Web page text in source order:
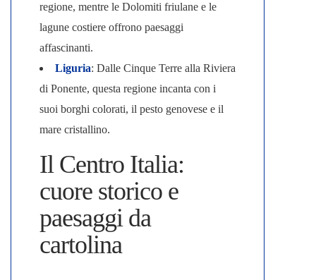
regione, mentre le Dolomiti friulane e le
lagune costiere offrono paesaggi
affascinanti.
Liguria: Dalle Cinque Terre alla Riviera
di Ponente, questa regione incanta con i
suoi borghi colorati, il pesto genovese e il
mare cristallino.
Il Centro Italia:
cuore storico e
paesaggi da
cartolina